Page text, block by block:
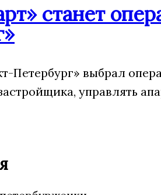
станет
Петербург» выбрал
управлять